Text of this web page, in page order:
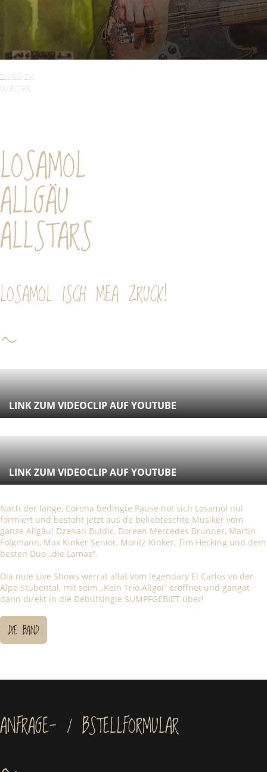
ZURÜCK
WEITER
LOSAMOL
ALLGÄU
ALLSTARS
LOSAMOL ISCH MEA ZRUCK!
~
LINK ZUM VIDEOCLIP AUF YOUTUBE
LINK ZUM VIDEOCLIP AUF YOUTUBE
Nach der lange, Corona bedingte Pause hot sich Losamol nui
formiert und bestoht jetzt aus de beliebteschte Musiker vom
ganze Allgäu! Dzenan Buldic, Doreen Mercedes Brunner, Martin
Folgmann, Max Kinker Senior, Moritz Kinker, Tim Hecking und dem
besten Duo „die Lamas“.
Dia nuie Live Shows werrat allat vom legendary El Carlos vo der
Alpe Stubental, mit seim „Kein Trio Allgoi“ eröffnet und gangat
dann direkt in die Debütsingle SUMPFGEBIET über!
DIE BAND
ANFRAGE- / BSTELLFORMULAR